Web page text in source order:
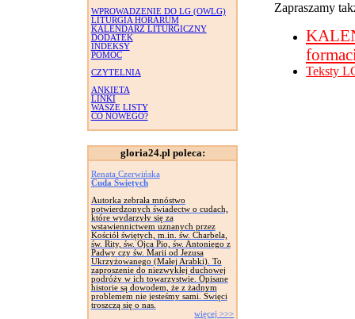
WPROWADZENIE DO LG (OWLG)
LITURGIA HORARUM
KALENDARZ LITURGICZNY
DODATEK
INDEKSY
POMOC
CZYTELNIA
ANKIETA
LINKI
WASZE LISTY
CO NOWEGO?
gloria24.pl poleca:
Renata Czerwińska
Cuda Świętych
Autorka zebrała mnóstwo
potwierdzonych świadectw o cudach,
które wydarzyły się za
wstawiennictwem uznanych przez
Kościół świętych, m.in. św. Charbela,
św. Rity, św. Ojca Pio, św. Antoniego z
Padwy czy św. Marii od Jezusa
Ukrzyżowanego (Małej Arabki). To
zaproszenie do niezwykłej duchowej
podróży w ich towarzystwie. Opisane
historie są dowodem, że z żadnym
problemem nie jesteśmy sami. Święci
troszczą się o nas.
więcej >>>
Zapraszamy
Teksty